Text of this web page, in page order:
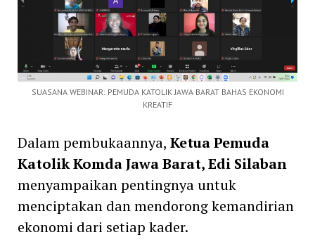
SUASANA WEBINAR: PEMUDA KATOLIK JAWA BARAT BAHAS EKONOMI
KREATIF
Dalam pembukaannya, Ketua Pemuda
Katolik Komda Jawa Barat, Edi Silaban
menyampaikan pentingnya untuk
menciptakan dan mendorong kemandirian
ekonomi dari setiap kader.